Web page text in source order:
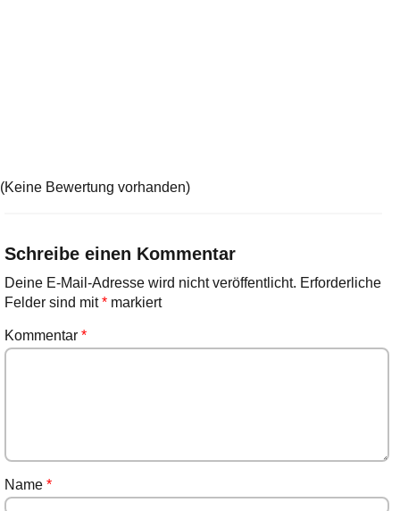
(Keine Bewertung vorhanden)
Schreibe einen Kommentar
Deine E-Mail-Adresse wird nicht veröffentlicht. Erforderliche
Felder sind mit*markiert
Kommentar *
Name *